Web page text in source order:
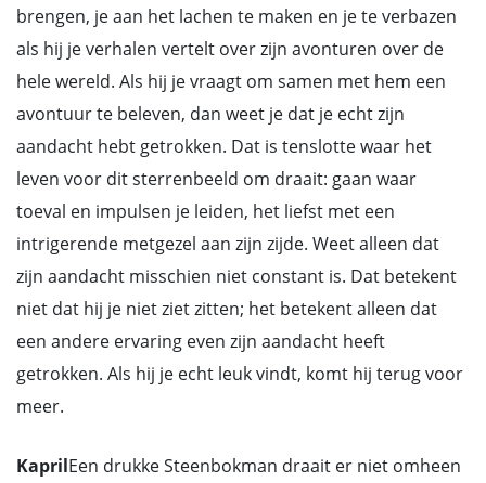
brengen, je aan het lachen te maken en je te verbazen
als hij je verhalen vertelt over zijn avonturen over de
hele wereld. Als hij je vraagt om samen met hem een
avontuur te beleven, dan weet je dat je echt zijn
aandacht hebt getrokken. Dat is tenslotte waar het
leven voor dit sterrenbeeld om draait: gaan waar
toeval en impulsen je leiden, het liefst met een
intrigerende metgezel aan zijn zijde. Weet alleen dat
zijn aandacht misschien niet constant is. Dat betekent
niet dat hij je niet ziet zitten; het betekent alleen dat
een andere ervaring even zijn aandacht heeft
getrokken. Als hij je echt leuk vindt, komt hij terug voor
meer.
KaprilEen drukke Steenbokman draait er niet omheen